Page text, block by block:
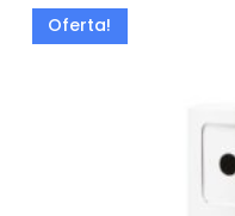
Oferta!